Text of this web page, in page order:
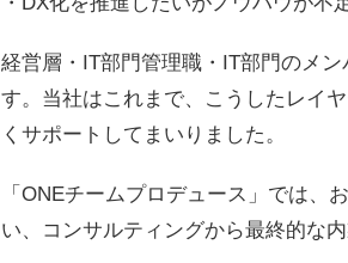
経営層・IT部門管理職・IT部門のメ
す。当社はこれまで、こうしたレイ
くサポートしてまいりました。
「ONEチームプロデュース」では、
い、コンサルティングから最終的な